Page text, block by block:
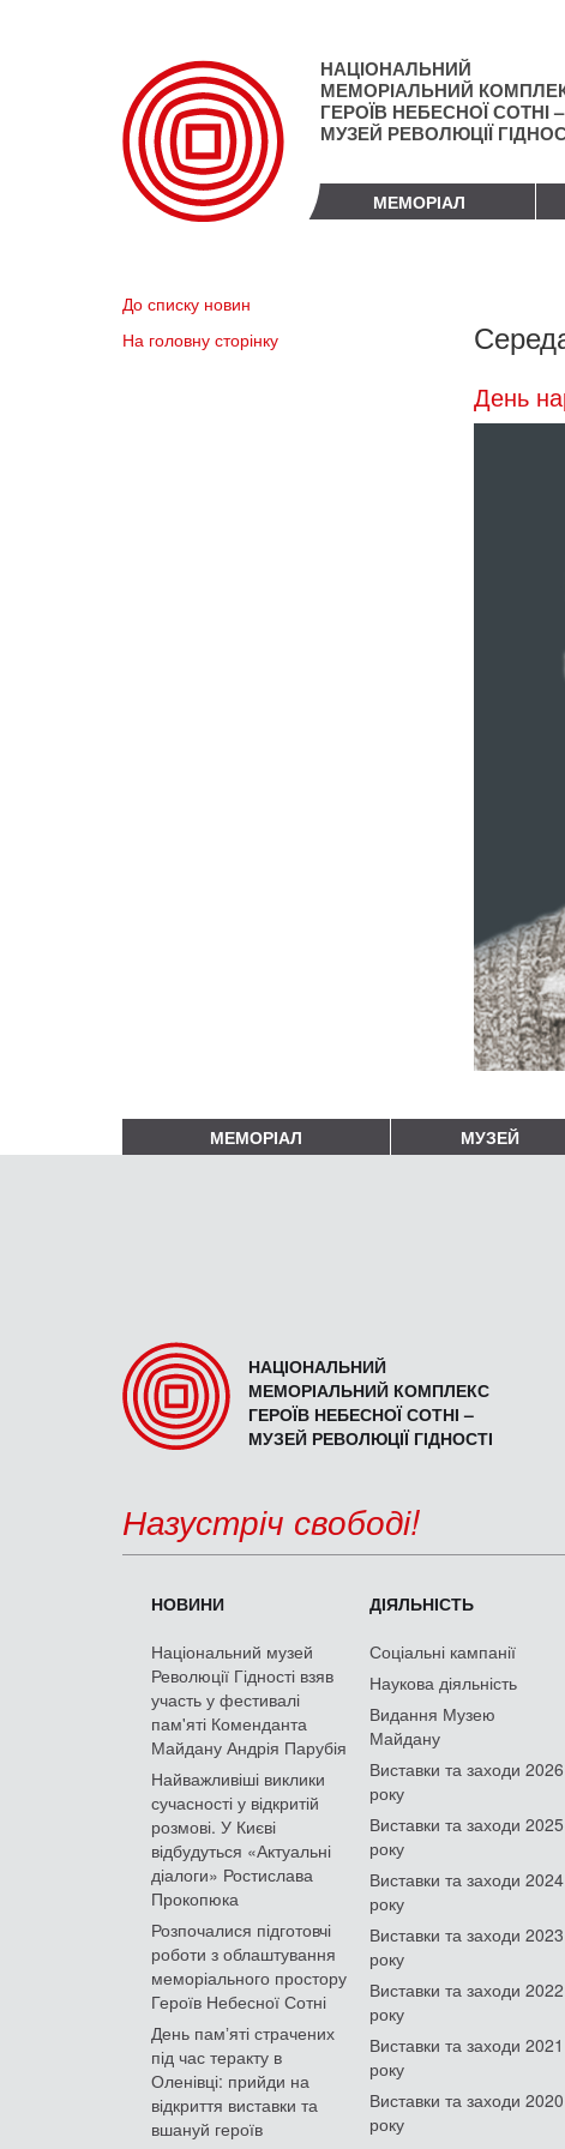
НАЦІОНАЛЬНИЙ
МЕМОРІАЛЬНИЙ
ГЕРОЇВ НЕБЕСНОЇ СОТНІ –
МУЗЕЙ РЕВОЛЮЦІЇ
МЕМОРІАЛ
До списку новин
На головну сторінку
День
МЕМОРІАЛ МУЗЕЙ
НАЦІОНАЛЬНИЙ
МЕМОРІАЛЬНИЙ КОМПЛЕКС
ГЕРОЇВ НЕБЕСНОЇ СОТНІ –
МУЗЕЙ РЕВОЛЮЦІЇ ГІДНОСТІ
Назустріч свободі!
НОВИНИ
Національний музей
Революції Гідності взяв
участь у фестивалі
пам'яті Коменданта
Майдану Андрія Парубія
Найважливіші виклики
сучасності у відкритій
розмові. У Києві
відбудуться «Актуальні
діалоги» Ростислава
Прокопюка
Розпочалися підготовчі
роботи з облаштування
меморіального простору
Героїв Небесної Сотні
День памʼяті страчених
під час теракту в
Оленівці: прийди на
відкриття виставки та
вшануй героїв
ДІЯЛЬНІСТЬ
Соціальні кампанії
Наукова діяльність
Видання Музею
Майдану
Виставки та заходи 2026
року
Виставки та заходи 2025
року
Виставки та заходи 2024
року
Виставки та заходи 2023
року
Виставки та заходи 2022
року
Виставки та заходи 2021
року
Виставки та заходи 2020
року